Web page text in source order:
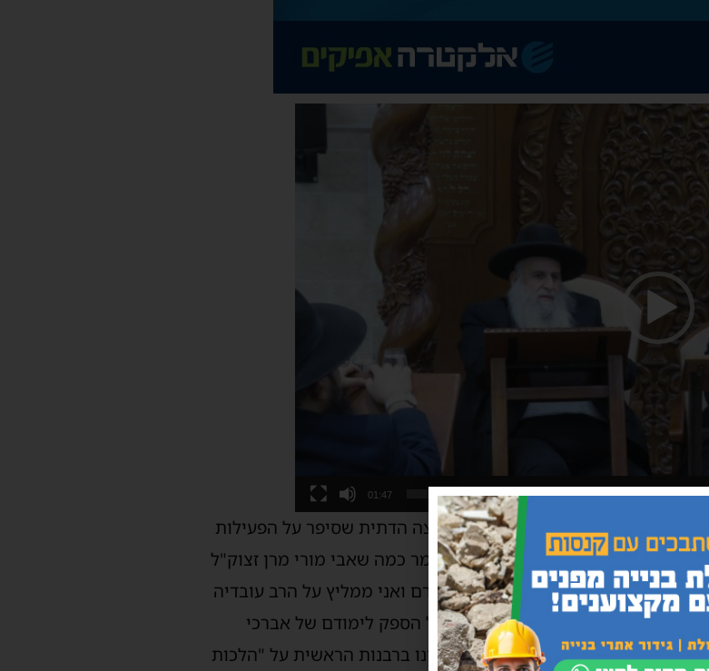
01:47
המתין הרב עובדיה דהן יו"ר המועצה הדתית שסיפר על הפעילות
מקוואות והביע את שמחתו על כך ואמר כמה שאבי מורי מרן זצוק"ל
גבולות הקדושה והטהרה בעירם ואני ממליץ על הרב עובדיה
שמח לשמוע מהגר"מ אבוחצירא על הספק לימודם של אברכי
זכו לעמוד בכור המבחן לאחר שנבחנו ברבנות הראשית על "הלכות